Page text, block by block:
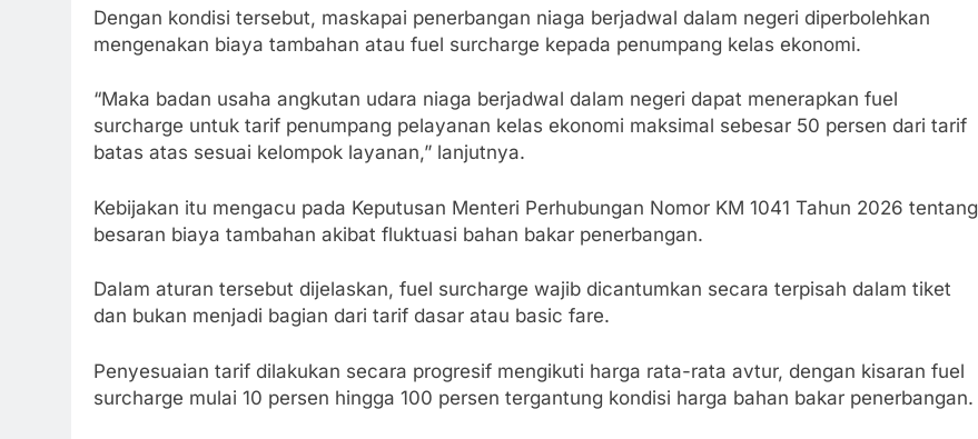
Dengan kondisi tersebut, maskapai penerbangan niaga berjadwal dalam negeri diperbolehkan
mengenakan biaya tambahan atau fuel surcharge kepada penumpang kelas ekonomi.
“Maka badan usaha angkutan udara niaga berjadwal dalam negeri dapat menerapkan fuel
surcharge untuk tarif penumpang pelayanan kelas ekonomi maksimal sebesar 50 persen dari tarif
batas atas sesuai kelompok layanan,” lanjutnya.
Kebijakan itu mengacu pada Keputusan Menteri Perhubungan Nomor KM 1041 Tahun 2026 tentang
besaran biaya tambahan akibat fluktuasi bahan bakar penerbangan.
Dalam aturan tersebut dijelaskan, fuel surcharge wajib dicantumkan secara terpisah dalam tiket
dan bukan menjadi bagian dari tarif dasar atau basic fare.
Penyesuaian tarif dilakukan secara progresif mengikuti harga rata-rata avtur, dengan kisaran fuel
surcharge mulai 10 persen hingga 100 persen tergantung kondisi harga bahan bakar penerbangan.